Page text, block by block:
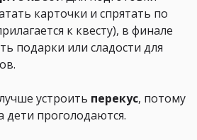
карточки и спрятать по
к квесту), в финале
подарки или сладости для
устроить перекус, потому
дети проголодаются.